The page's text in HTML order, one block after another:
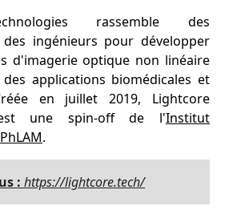
rassemble des
ingénieurs pour développer
d'imagerie optique non linéaire
applications biomédicales et
en juillet 2019, Lightcore
est une spin-off de l'Institut
PhLAM.
: https://lightcore.tech/